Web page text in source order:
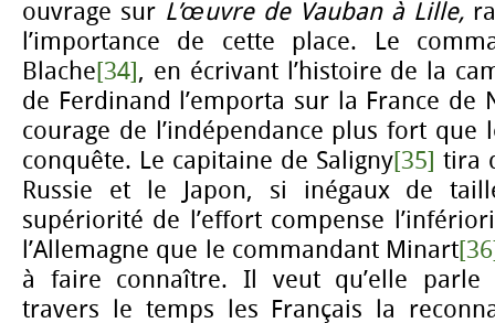
ouvrage sur L’œuvre de Vauban à Lille,
l’importance de cette place. Le
Blache[34], en écrivant l’histoire de la
de Ferdinand l’emporta sur la France de
courage de l’indépendance plus fort que
conquête. Le capitaine de Saligny[35] tira
Russie et le Japon, si inégaux de
supériorité de l’effort compense
l’Allemagne que le commandant Minart
à faire connaître. Il veut qu’elle parle
travers le temps les Français la